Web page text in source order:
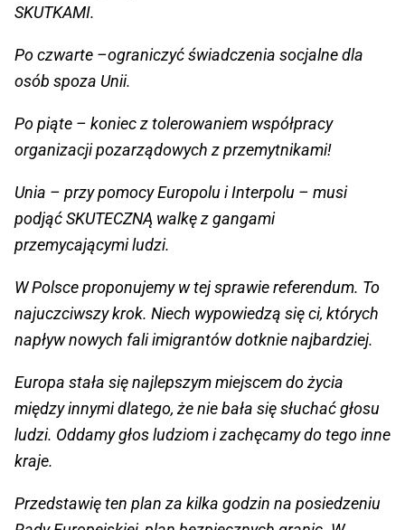
SKUTKAMI.
Po czwarte –ograniczyć świadczenia socjalne dla
osób spoza Unii.
Po piąte – koniec z tolerowaniem współpracy
organizacji pozarządowych z przemytnikami!
Unia – przy pomocy Europolu i Interpolu – musi
podjąć SKUTECZNĄ walkę z gangami
przemycającymi ludzi.
W Polsce proponujemy w tej sprawie referendum. To
najuczciwszy krok. Niech wypowiedzą się ci, których
napływ nowych fali imigrantów dotknie najbardziej.
Europa stała się najlepszym miejscem do życia
między innymi dlatego, że nie bała się słuchać głosu
ludzi. Oddamy głos ludziom i zachęcamy do tego inne
kraje.
Przedstawię ten plan za kilka godzin na posiedzeniu